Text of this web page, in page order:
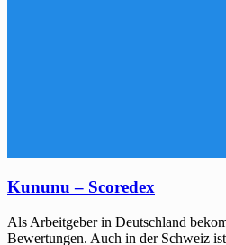
Kununu – Scoredex
Als Arbeitgeber in Deutschland
Bewertungen. Auch in der Schweiz